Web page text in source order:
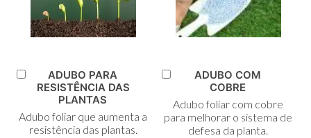
Adicionar
ADUBO PARA
RESISTÊNCIA DAS
PLANTAS
Adubo foliar que aumenta a
resistência das plantas.
Carrinho
ADUBO COM
COBRE
Adubo foliar com cobre
para melhorar o sistema de
defesa da planta.